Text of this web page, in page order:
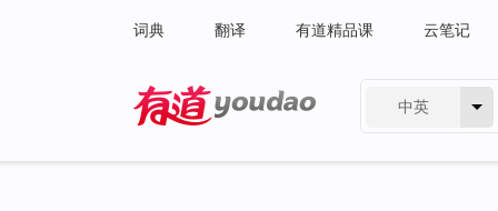
词典 翻译 有道精品课 云笔记
中英